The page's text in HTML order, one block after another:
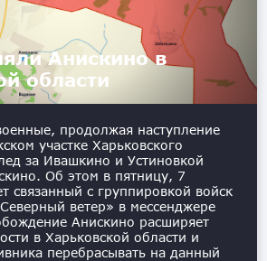
Анискино в
области
продолжая наступление
участке Харьковского
за Ивашкино и Устиновкой
Об этом в пятницу, 7
связанный с группировкой войск
ветер» в мессенджере
Анискино расширяет
в Харьковской области и
перебрасывать на данный